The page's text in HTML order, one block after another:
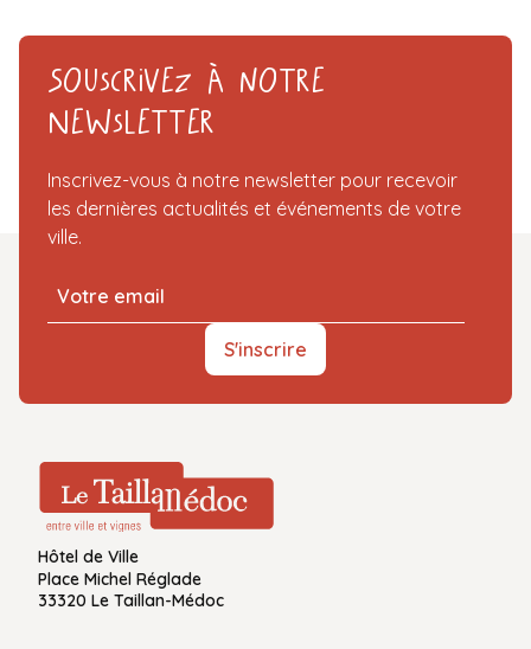
Souscrivez à notre
Newsletter
Inscrivez-vous à notre newsletter pour recevoir
les dernières actualités et événements de votre
ville.
S'inscrire
Hôtel de Ville
Place Michel Réglade
33320 Le Taillan-Médoc